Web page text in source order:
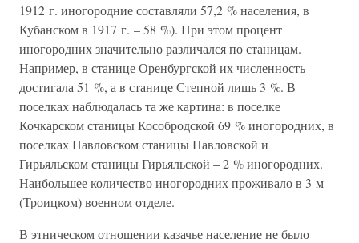
1912 г. иногородние составляли 57,2 % населения, в
Кубанском в 1917 г. – 58 %). При этом процент
иногородних значительно различался по станицам.
Например, в станице Оренбургской их численность
достигала 51 %, а в станице Степной лишь 3 %. В
поселках наблюдалась та же картина: в поселке
Кочкарском станицы Кособродской 69 % иногородних, в
поселках Павловском станицы Павловской и
Гирьяльском станицы Гирьяльской – 2 % иногородних.
Наибольшее количество иногородних проживало в 3-м
(Троицком) военном отделе.
В этническом отношении казачье население не было